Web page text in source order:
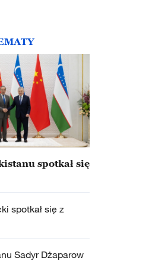
spotkał się
spotkał się z
Sadyr Dżaparow